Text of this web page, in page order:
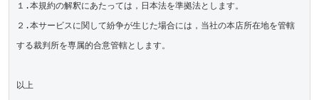
１.本規約の解釈にあたっては，日本法を準拠法とします。
２.本サービスに関して紛争が生じた場合には，当社の本店所在地を管轄
する裁判所を専属的合意管轄とします。